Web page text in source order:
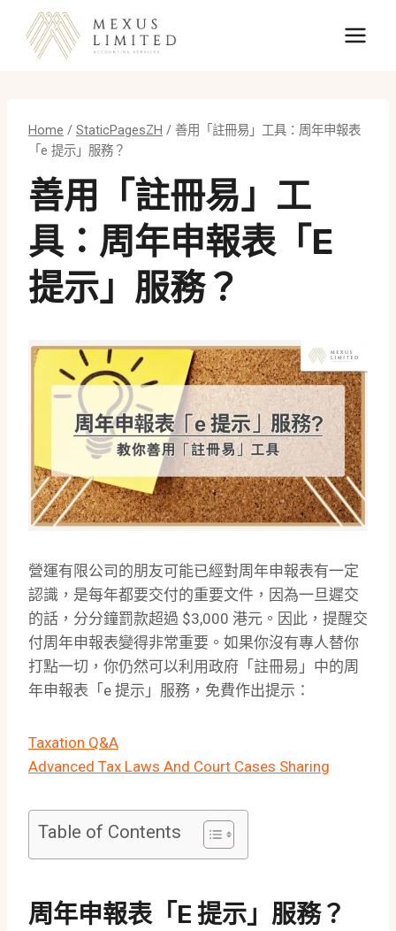
content
Home / StaticPagesZH / 善用「註冊易」工具：周年申報表
「e 提示」服務？
善用「註冊易」工
具：周年申報表「e
提示」服務？
營運有限公司的朋友可能已經對周年申報表有一定
認識，是每年都要交付的重要文件，因為一旦遲交
的話，分分鐘罰款超過 $3,000 港元。因此，提醒交
付周年申報表變得非常重要。如果你沒有專人替你
打點一切，你仍然可以利用政府「註冊易」中的周
年申報表「e 提示」服務，免費作出提示：
Taxation Q&A
Advanced Tax Laws And Court Cases Sharing
Table of Contents
周年申報表「e 提示」服務？